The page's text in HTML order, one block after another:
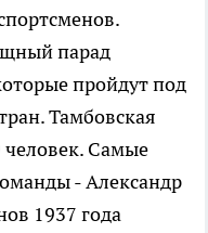
парад
пройдут под
Тамбовская
человек. Самые
- Александр
1937 года